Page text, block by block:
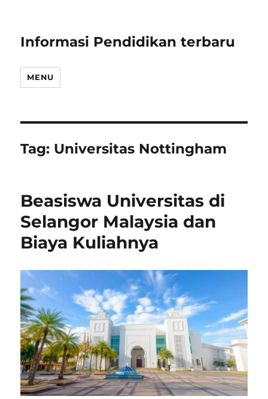
Informasi Pendidikan terbaru
MENU
Tag: Universitas Nottingham
Beasiswa Universitas di
Selangor Malaysia dan
Biaya Kuliahnya